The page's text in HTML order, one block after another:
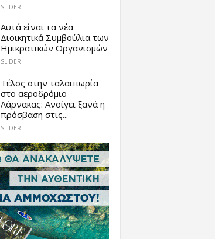
SLIDER
Αυτά είναι τα νέα
Διοικητικά Συμβούλια των
Ημικρατικών Οργανισμών
SLIDER
Tέλος στην ταλαιπωρία
στο αεροδρόμιο
Λάρνακας: Ανοίγει ξανά η
πρόσβαση στις...
SLIDER